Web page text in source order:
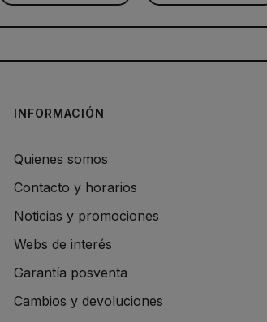
INFORMACIÓN
Quienes somos
Contacto y horarios
Noticias y promociones
Webs de interés
Garantía posventa
Cambios y devoluciones